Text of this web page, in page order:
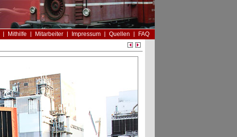
Mithilfe Mitarbeiter Impressum Quellen
FAQ